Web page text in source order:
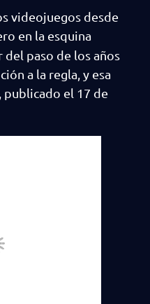
videojuegos desde
en la esquina
del paso de los años
a la regla, y esa
publicado el 17 de